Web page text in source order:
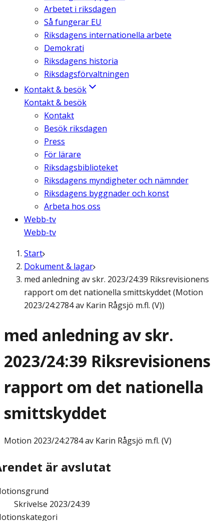
Arbetet i riksdagen
Så fungerar EU
Riksdagens internationella arbete
Demokrati
Riksdagens historia
Riksdagsförvaltningen
Kontakt & besök
Kontakt & besök
Kontakt
Besök riksdagen
Press
För lärare
Riksdagsbiblioteket
Riksdagens myndigheter och nämnder
Riksdagens byggnader och konst
Arbeta hos oss
Webb-tv
Webb-tv
Start
Dokument & lagar
med anledning av skr. 2023/24:39 Riksrevisionens
rapport om det nationella smittskyddet (Motion
2023/24:2784 av Karin Rågsjö m.fl. (V))
med anledning av skr.
2023/24:39 Riksrevisionens
rapport om det nationella
smittskyddet
Motion 2023/24:2784 av Karin Rågsjö m.fl. (V)
är avslutat
Skrivelse 2023/24:39